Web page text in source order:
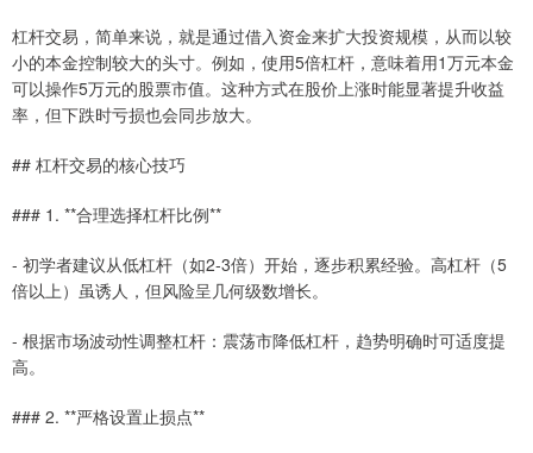
杠杆交易，简单来说，就是通过借入资金来扩大投资规模，从而以较
小的本金控制较大的头寸。例如，使用5倍杠杆，意味着用1万元本金
可以操作5万元的股票市值。这种方式在股价上涨时能显著提升收益
率，但下跌时亏损也会同步放大。
## 杠杆交易的核心技巧
### 1. **合理选择杠杆比例**
- 初学者建议从低杠杆（如2-3倍）开始，逐步积累经验。高杠杆（5
倍以上）虽诱人，但风险呈几何级数增长。
- 根据市场波动性调整杠杆：震荡市降低杠杆，趋势明确时可适度提
高。
### 2. **严格设置止损点**